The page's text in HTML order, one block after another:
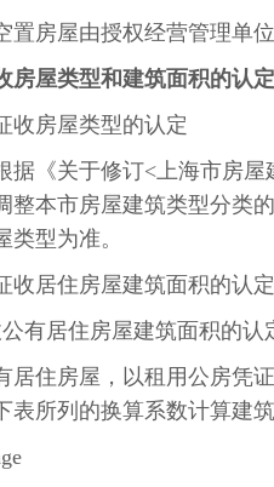
置房屋由授权经营管理单
房屋类型和建筑面积的认
收房屋类型的认定
据《关于修订<上海市房屋
整本市房屋建筑类型分类
类型为准。
收居住房屋建筑面积的认定
有居住房屋建筑面积的认
居住房屋，以租用公房凭
表所列的换算系数计算建筑